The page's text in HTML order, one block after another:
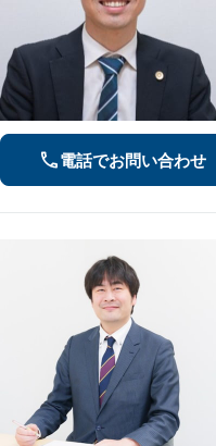
電話でお問い合わせ